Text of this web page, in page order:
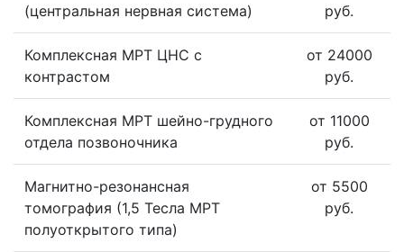
(центральная нервная система)
руб.
Комплексная МРТ ЦНС с
контрастом
от 24000
руб.
Комплексная МРТ шейно-грудного
отдела позвоночника
от 11000
руб.
Магнитно-резонансная
томография (1,5 Тесла МРТ
полуоткрытого типа)
от 5500
руб.